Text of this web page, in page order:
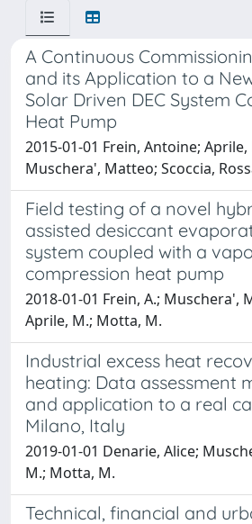
A Continuous
and its Application to a
Solar Driven DEC System
Heat Pump
2015-01-01 Frein, Antoine;
Muschera', Matteo; Scoccia,
Field testing of a novel
assisted desiccant
system coupled with a
compression heat pump
2018-01-01 Frein, A.; Muschera',
Aprile, M.; Motta, M.
Industrial excess heat
heating: Data assessment
and application to a real
Milano, Italy
2019-01-01 Denarie, Alice;
M.; Motta, M.
Technical, financial and